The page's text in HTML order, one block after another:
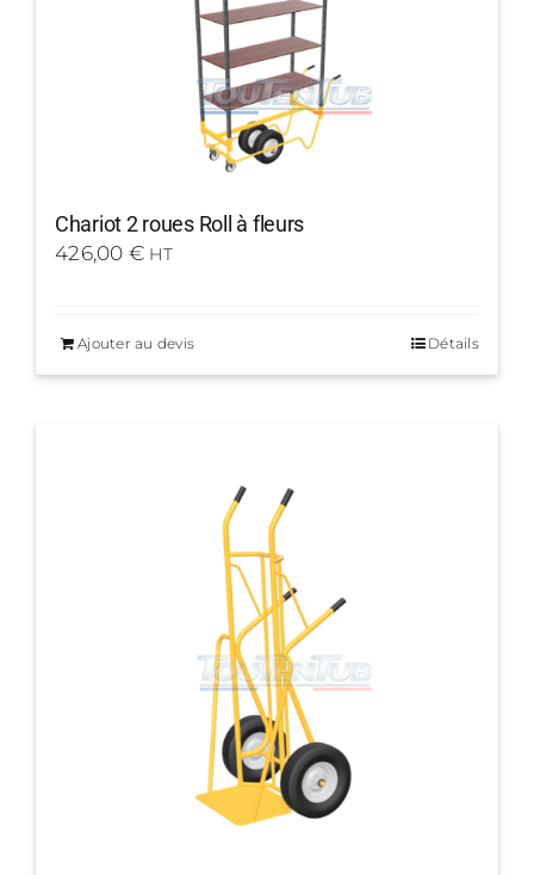
Chariot 2 roues Roll à fleurs
426,00 € HT
Ajouter au devis Détails